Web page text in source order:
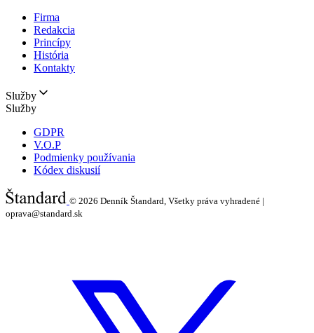
Firma
Redakcia
Princípy
História
Kontakty
Služby
Služby
GDPR
V.O.P
Podmienky používania
Kódex diskusií
© 2026 Denník Štandard, Všetky práva vyhradené |
oprava@standard.sk